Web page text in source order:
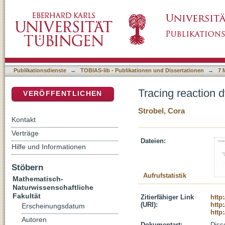
Publikationsdienste → TOBIAS-lib - Publikationen und Dissertationen → 7
Tracing reaction
Strobel, Cora
Dateien:
Aufrufstatistik
Zitierfähiger Link
(URI):
VERÖFFENTLICHEN
Kontakt
Verträge
Hilfe und Informationen
Stöbern
Mathematisch-
Naturwissenschaftliche
Fakultät
Erscheinungsdatum
Autoren